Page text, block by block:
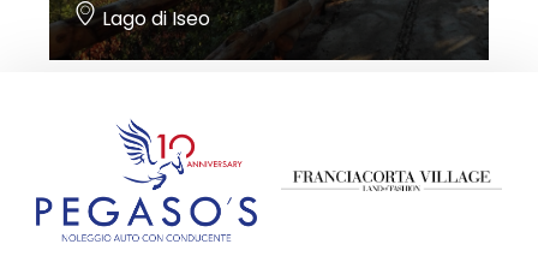
Lago di Iseo